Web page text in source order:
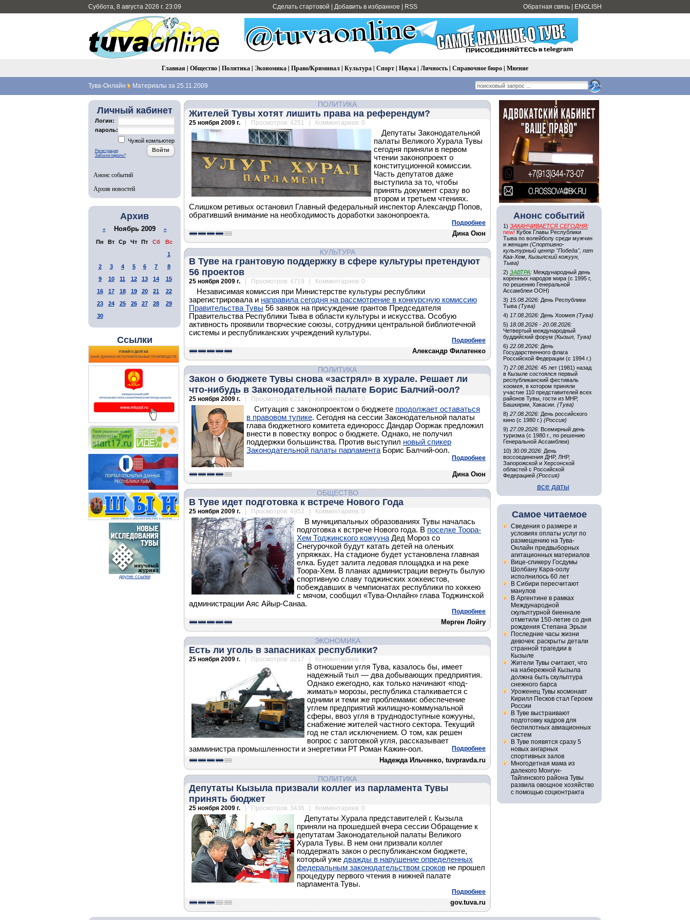
Суббота, 8 августа 2026 г. 23:09 Сделать стартовой Добавить в избранное RSS Обратная связь ENGLISH
Главная | Общество| Политика| Экономика| Право/Криминал| Культура| Спорт| Наука| Личность| Справочное бюро| Мнение
Тува-Онлайн Материалы за 25.11.2009
Личный кабинет
Логин:
пароль:
Чужой компьютер
Регистрация
Забыли пароль?
Анонс событий
Архив новостей
Архив
« Ноябрь 2009 »
Пн Вт Ср Чт Пт Сб
Вс
1
2
3 4 5 6 7
8
9
10 11 12 13 14
15
16
17 18 19 20 21
22
23
24 25 26 27 28
29
30
Ссылки
другие ссылки
ПОЛИТИКА
Жителей Тувы хотят лишить права на референдум?
25 ноября 2009 г. | Просмотров: 4251 | Комментариев: 0
Депутаты Законодательной
палаты Великого Хурала Тувы
сегодня приняли в первом
чтении законопроект о
конституционной комиссии.
Часть депутатов даже
выступила за то, чтобы
принять документ сразу во
втором и третьем чтениях.
Слишком ретивых остановил Главный федеральный инспектор Александр Попов,
обративший внимание на необходимость доработки законопроекта.
Подробнее
Дина Оюн
КУЛЬТУРА
В Туве на грантовую поддержку в сфере культуры претендуют
56 проектов
25 ноября 2009 г. | Просмотров: 4719 | Комментариев: 0
Независимая комиссия при Министерстве культуры республики
зарегистрировала и направила сегодня на рассмотрение в конкурсную комиссию
Правительства Тувы 56 заявок на присуждение грантов Председателя
Правительства Республики Тыва в области культуры и искусства. Особую
активность проявили творческие союзы, сотрудники центральной библиотечной
системы и республиканских учреждений культуры.
Подробнее
Александр Филатенко
ПОЛИТИКА
Закон о бюджете Тувы снова «застрял» в хурале. Решает ли
что-нибудь в Законодательной палате Борис Балчий-оол?
25 ноября 2009 г. | Просмотров: 6221 | Комментариев: 0
Ситуация с законопроектом о бюджете продолжает оставаться
в правовом тупике. Сегодня на сессии Законодательной палаты
глава бюджетного комитета единоросс Дандар Ооржак предложил
внести в повестку вопрос о бюджете. Однако, не получил
поддержки большинства. Против выступил новый спикер
Законодательной палаты парламента Борис Балчий-оол.
Подробнее
Дина Оюн
ОБЩЕСТВО
В Туве идет подготовка к встрече Нового Года
25 ноября 2009 г. | Просмотров: 4952 | Комментариев: 0
В муниципальных образованиях Тувы началась
подготовка к встрече Нового года. В поселке Тоора-
Хем Тоджинского кожууна Дед Мороз со
Снегурочкой будут катать детей на оленьих
упряжках. На стадионе будет установлена главная
елка. Будет залита ледовая площадка и на реке
Тоора-Хем. В планах администрации вернуть былую
спортивную славу тоджинских хоккеистов,
побеждавших в чемпионатах республики по хоккею
с мячом, сообщил «Тува-Онлайн» глава Тоджинской
администрации Аяс Айыр-Санаа.
Подробнее
Мерген Лойгу
ЭКОНОМИКА
Есть ли уголь в запасниках республики?
25 ноября 2009 г. | Просмотров: 3217 | Комментариев: 0
В отношении угля Тува, казалось бы, имеет
надежный тыл — два добывающих предприятия.
Однако ежегодно, как только начинают «под­
жимать» морозы, республика сталкивается с
одними и теми же проблемами: обеспечение
углем предприятий жилищно-коммунальной
сферы, ввоз угля в труднодоступные кожууны,
снабжение жителей частного сектора. Текущий
год не стал исключением. О том, как решен
вопрос с за­готовкой угля, рассказывает
замминистра промышленности и энергетики РТ Роман Кажин-оол.
Подробнее
Надежда Ильченко, tuvpravda.ru
ПОЛИТИКА
Депутаты Кызыла призвали коллег из парламента Тувы
принять бюджет
25 ноября 2009 г. | Просмотров: 3436 | Комментариев: 0
Депутаты Хурала представителей г. Кызыла
приняли на прошедшей вчера сессии Обращение к
депутатам Законодательной палаты Великого
Хурала Тувы. В нем они призвали коллег
поддержать закон о республиканском бюджете,
который уже дважды в нарушение определенных
федеральным законодательством сроков не прошел
процедуру первого чтения в нижней палате
парламента Тувы.
Подробнее
gov.tuva.ru
Анонс событий
1) ЗАКАНЧИВАЕТСЯ СЕГОДНЯ:
new! Кубок Главы Республики
Тыва по волейболу среди мужчин
и женщин (Спортивно-
культурный центр "Победа", пгт
Каа-Хем, Кызылский кожуун,
Тыва)
2) ЗАВТРА: Международный день
коренных народов мира (с 1995 г,
по решению Генеральной
Ассамблеи ООН)
3) 15.08.2026: День Республики
Тыва (Тува)
4) 17.08.2026: День Хоомея (Тува)
5) 18.08.2026 - 20.08.2026:
Четвертый международный
буддийский форум (Кызыл, Тува)
6) 22.08.2026: День
Государственного флага
Российской Федерации (с 1994 г.)
7) 27.08.2026: 45 лет (1981) назад
в Кызыле состоялся первый
республиканский фестиваль
хоомея, в котором приняли
участие 110 представителей всех
районов Тувы, гости из МНР,
Башкирии, Хакасии. (Тува)
8) 27.08.2026: День российского
кино (с 1980 г.) (Россия)
9) 27.09.2026: Всемирный день
туризма (с 1980 г., по решению
Генеральной Ассамблеи)
10) 30.09.2026: День
воссоединения ДНР, ЛНР,
Запорожской и Херсонской
областей с Российской
Федерацией (Россия)
все даты
Самое читаемое
Сведения о размере и
условиях оплаты услуг по
размещению на Тува-
Онлайн предвыборных
агитационных материалов
Вице-спикеру Госдумы
Шолбану Кара-оолу
исполнилось 60 лет
В Сибири пересчитают
манулов
В Аргентине в рамках
Международной
скульптурной биеннале
отметили 150-летие со дня
рождения Степана Эрьзи
Последние часы жизни
девочек: раскрыты детали
странной трагедии в
Кызыле
Жители Тувы считают, что
на набережной Кызыла
должна быть скульптура
снежного барса
Уроженец Тувы космонавт
Кирилл Песков стал Героем
России
В Туве выстраивают
подготовку кадров для
беспилотных авиационных
систем
В Туве появятся сразу 5
новых ангарных
спортивных залов
Многодетная мама из
далекого Монгун-
Тайгинского района Тувы
развила овощное хозяйство
с помощью соцконтракта